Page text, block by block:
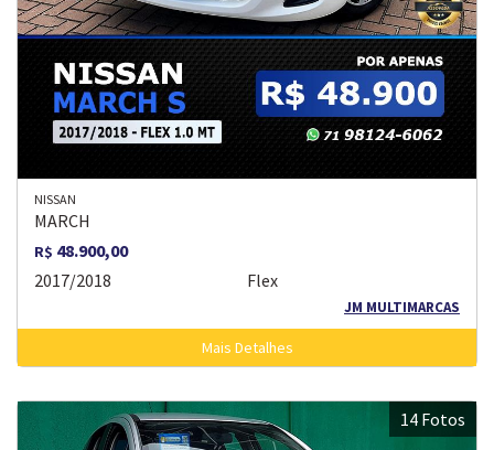
NISSAN
MARCH
R$ 48.900,00
2017/2018
Flex
JM MULTIMARCAS
Mais Detalhes
14 Fotos